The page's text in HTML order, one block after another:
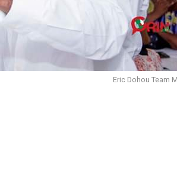
Eric Dohou Team